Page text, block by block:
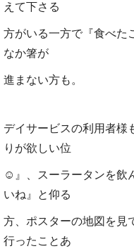
えて下さ る
方がいる一方で『食べ
なか箸が
進ま ない方も。
デイサービスの利用者様
りが欲しい位
☺』、スーラータンを飲
いね』と仰る
方、 ポスターの地図を見
行ったことあ